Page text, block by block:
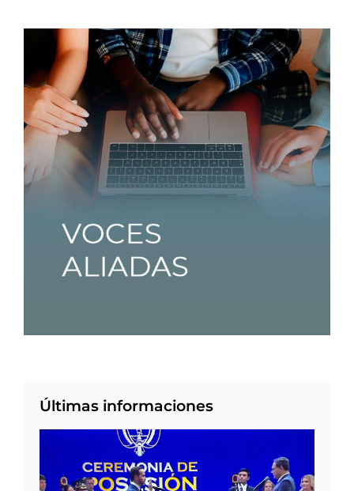
Últimas informaciones